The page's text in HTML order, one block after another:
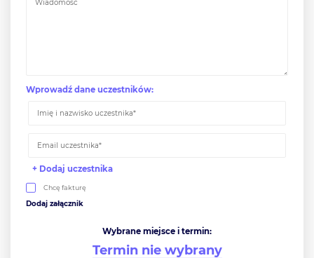
Wprowadź dane uczestników:
+ Dodaj uczestnika
Chcę fakturę
Wybrane miejsce i termin:
Termin nie wybrany